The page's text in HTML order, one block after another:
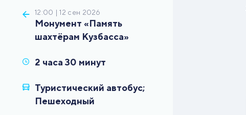
12:00 | 12 сен 2026
Монумент «Память
Туристический автобус;